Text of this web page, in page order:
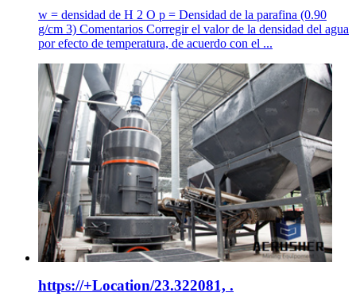
w = densidad de H 2 O p = Densidad de la parafina (0.90
g/cm 3) Comentarios Corregir el valor de la densidad del agua
por efecto de temperatura, de acuerdo con el ...
https://+Location/23.322081, .